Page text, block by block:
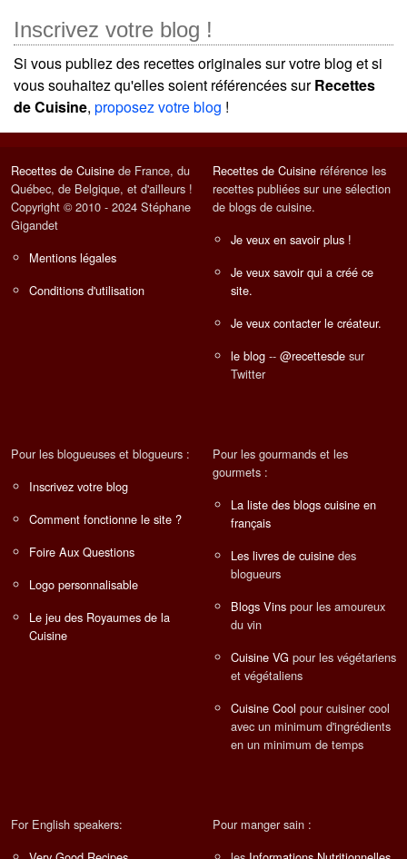
Inscrivez votre blog !
Si vous publiez des recettes originales sur votre blog et si
vous souhaitez qu'elles soient référencées surRecettes
de Cuisine, proposez votre blog !
Recettes de Cuisine de France, du
Québec, de Belgique, et d'ailleurs !
Copyright © 2010 - 2024 Stéphane
Gigandet
Mentions légales
Conditions d'utilisation
Recettes de Cuisine référence les
recettes publiées sur une sélection
de blogs de cuisine.
Je veux en savoir plus !
Je veux savoir qui a créé ce
site.
Je veux contacter le créateur.
le blog -- @recettesde sur
Twitter
Pour les blogueuses et blogueurs :
Inscrivez votre blog
Comment fonctionne le site ?
Foire Aux Questions
Logo personnalisable
Le jeu des Royaumes de la
Cuisine
Pour les gourmands et les
gourmets :
La liste des blogs cuisine en
français
Les livres de cuisine des
blogueurs
Blogs Vins pour les amoureux
du vin
Cuisine VG pour les végétariens
et végétaliens
Cuisine Cool pour cuisiner cool
avec un minimum d'ingrédients
en un minimum de temps
For English speakers:
Pour manger sain :